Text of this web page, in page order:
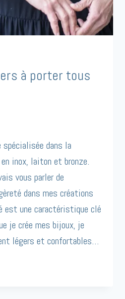
à porter tous
dans la
inox, laiton et bronze.
vous parler de
dans mes créations
est une caractéristique clé
je crée mes bijoux, je
légers et confortables…